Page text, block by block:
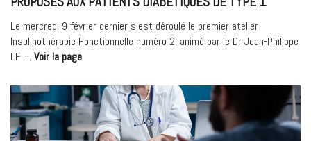
Le mercredi 9 février dernier s’est déroulé le premier atelier
Insulinothérapie Fonctionnelle numéro 2, animé par le Dr Jean-Philippe
LE … Voir la page« L’insulinothérapie
au
Médipôle
Hôpital
Mutualiste